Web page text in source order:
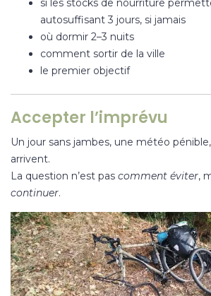
si les stocks de nourriture
autosuffisant 3 jours, si jamais
où dormir 2–3 nuits
comment sortir de la ville
le premier objectif
Accepter l’imprévu
Un jour sans jambes, une météo
arrivent.
La question n’est pas comment éviter,
continuer.